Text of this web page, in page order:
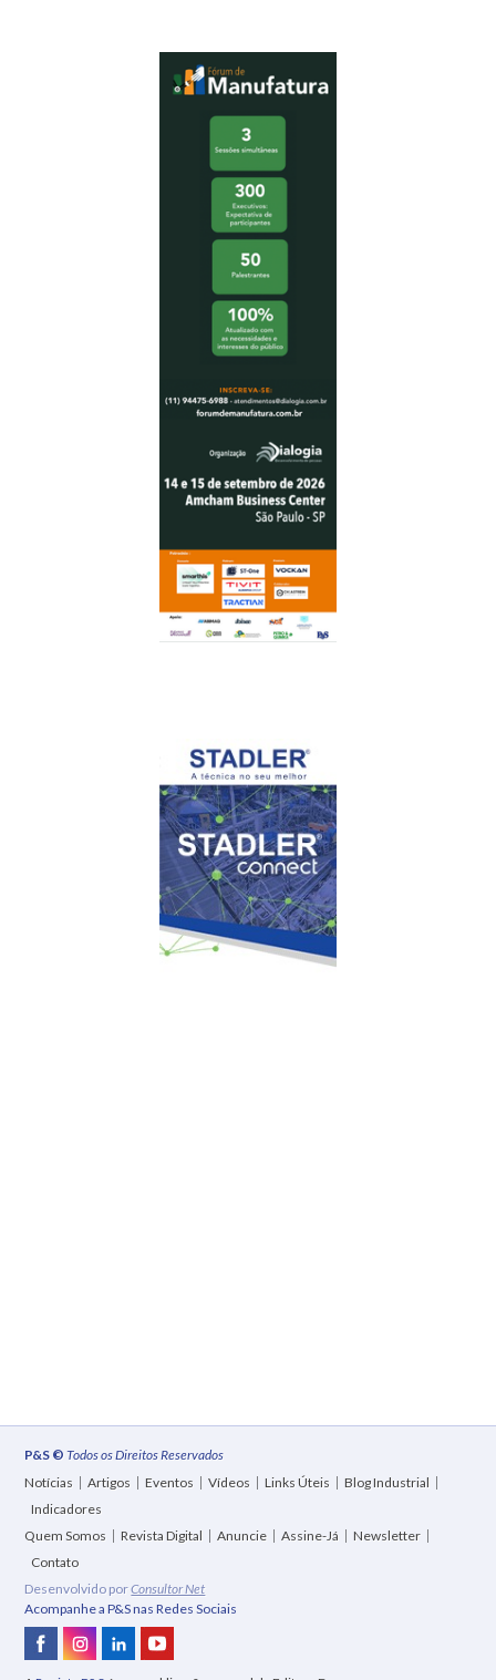
P&S © Todos os Direitos Reservados
Notícias
Artigos Eventos Vídeos Links Úteis
Blog Industrial
Indicadores
Quem Somos
Revista Digital Anuncie Assine-Já
Newsletter
Contato
Desenvolvido porConsultor Net
Acompanhe a P&S nas Redes Sociais